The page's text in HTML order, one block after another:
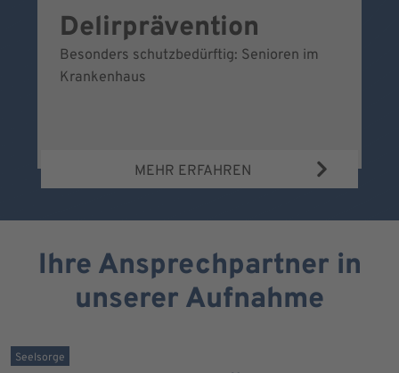
Delirprävention
Besonders schutzbedürftig: Senioren im
Krankenhaus
MEHR ERFAHREN
Ihre Ansprechpartner in
unserer Aufnahme
Seelsorge